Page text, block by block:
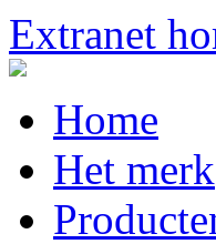
Extranet
Home
Het merk